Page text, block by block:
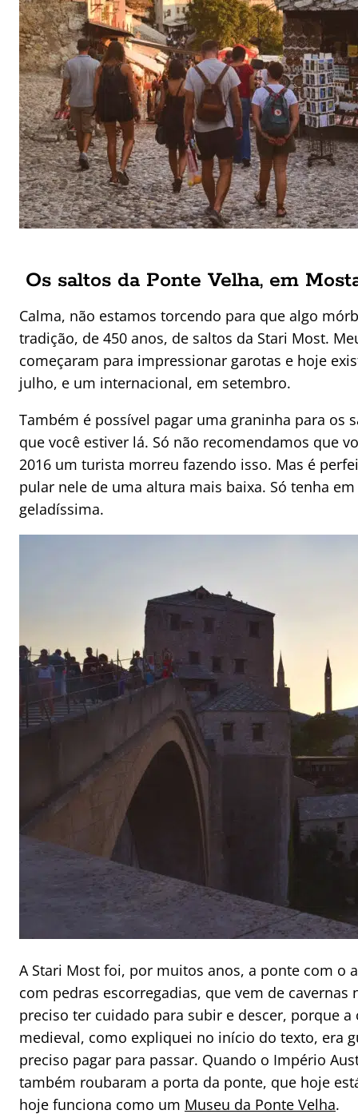
Os saltos da Ponte Velha, em
Calma, não estamos torcendo para que algo
tradição, de 450 anos, de saltos da Stari Most.
começaram para impressionar garotas e hoje
julho, e um internacional, em setembro.
Também é possível pagar uma graninha para
que você estiver lá. Só não recomendamos que
2016 um turista morreu fazendo isso. Mas é
pular nele de uma altura mais baixa. Só tenha
geladíssima.
A Stari Most foi, por muitos anos, a ponte com o
com pedras escorregadias, que vem de
preciso ter cuidado para subir e descer, porque
medieval, como expliquei no início do texto, era
preciso pagar para passar. Quando o Império
também roubaram a porta da ponte, que hoje
hoje funciona como um Museu da Ponte Velha.